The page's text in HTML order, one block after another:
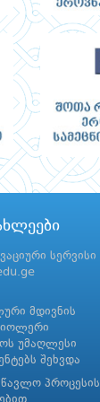
სერვისი
მდივნის
უმაღლესი
შეხვდა
პროცესის